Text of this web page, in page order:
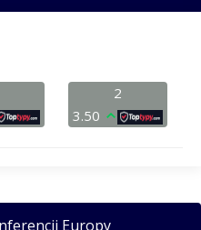
2
3.50
Europy